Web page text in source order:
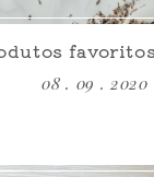
08 . 09 . 2020